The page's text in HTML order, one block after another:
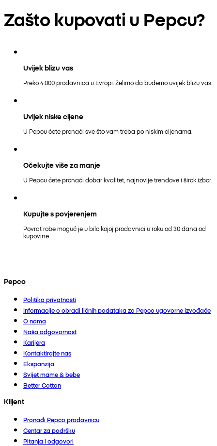
Zašto kupovati u Pepcu?
Uvijek blizu vas
Preko 4.000 prodavnica u Evropi. Želimo da budemo uvijek blizu vas.
Uvijek niske cijene
U Pepcu ćete pronaći sve što vam treba po niskim cijenama.
Očekujte više za manje
U Pepcu ćete pronaći dobar kvalitet, najnovije trendove i širok izbor.
Kupujte s povjerenjem
Povrat robe moguć je u bilo kojoj prodavnici u roku od 30 dana od
kupovine.
Pepco
Politika privatnosti
Informacije o obradi ličnih podataka za Pepco ugovorne izvođače
O nama
Naša odgovornost
Karijera
Kontaktirajte nas
Ekspanzija
Svijet mame & bebe
Better Cotton
Klijent
Pronađi Pepco prodavnicu
Centar za podršku
Pitanja i odgovori